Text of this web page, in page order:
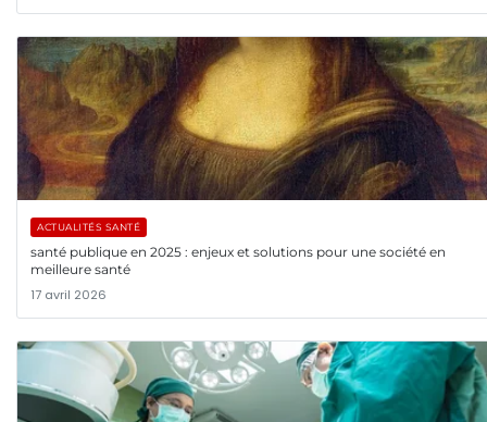
ACTUALITÉS SANTÉ
santé publique en 2025 : enjeux et solutions pour une société en
meilleure santé
17 avril 2026